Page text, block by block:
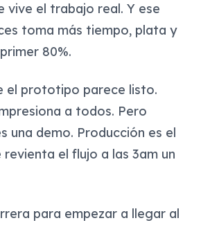
vive el trabajo real. Y ese
toma más tiempo, plata y
80%.
el prototipo parece listo.
a todos. Pero
una demo. Producción es el
el flujo a las 3am un
para empezar a llegar al